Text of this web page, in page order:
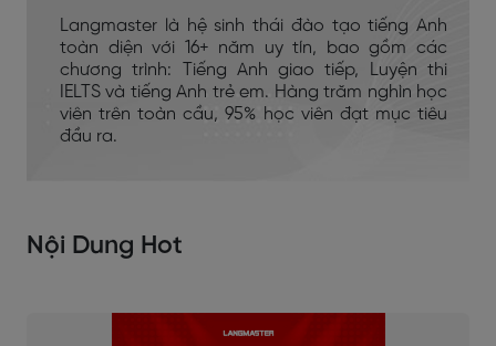
Langmaster là hệ sinh thái đào tạo tiếng Anh
toàn diện với 16+ năm uy tín, bao gồm các
chương trình: Tiếng Anh giao tiếp, Luyện thi
IELTS và tiếng Anh trẻ em. Hàng trăm nghìn học
viên trên toàn cầu, 95% học viên đạt mục tiêu
đầu ra.
Nội Dung Hot